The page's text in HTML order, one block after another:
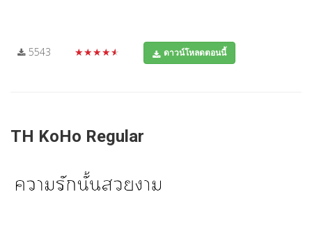
5543 ★★★★★ ดาวน์โหลดตอนนี้
TH KoHo Regular